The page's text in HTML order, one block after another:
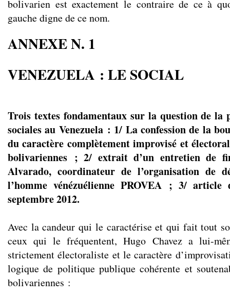
bolivarien est exactement le contraire de ce à
gauche digne de ce nom.
ANNEXE N. 1
VENEZUELA : LE SOCIAL
Trois textes fondamentaux sur la question de la
sociales au Venezuela : 1/ La confession de la
du caractère complètement improvisé et
bolivariennes ; 2/ extrait d’un entretien de
Alvarado, coordinateur de l’organisation de
l’homme vénézuélienne PROVEA ; 3/
septembre 2012.
Avec la candeur qui le caractérise et qui fait tout
ceux qui le fréquentent, Hugo Chavez a lui-
strictement électoraliste et le caractère
logique de politique publique cohérente et
bolivariennes :